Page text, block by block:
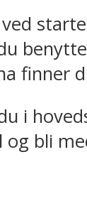
finner
i
bli